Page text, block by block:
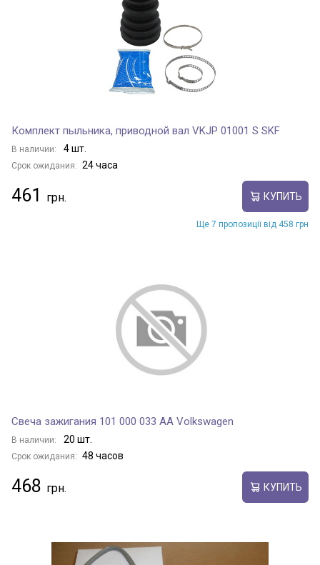
Комплект пыльника, приводной вал VKJP 01001 S SKF
В наличии: 4 шт.
Срок ожидания: 24 часа
461 КУПИТЬ
Ще 7 пропозиції від 458 грн
Свеча зажигания 101 000 033 AA Volkswagen
В наличии: 20 шт.
Срок ожидания: 48 часов
468 КУПИТЬ